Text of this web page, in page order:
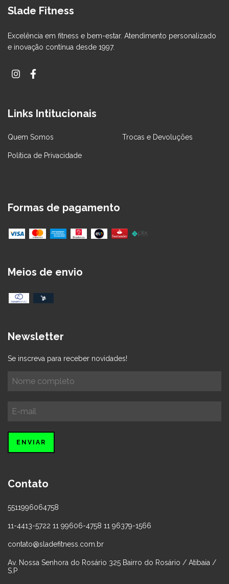
Slade Fitness
Excelência em fitness e bem-estar. Atendimento personalizado
e inovação contínua desde 1997.
Links Intitucionais
Quem Somos Trocas e Devoluções
Política de Privacidade
Formas de pagamento
Meios de envio
Newsletter
Se inscreva para receber novidades!
Contato
5511996064758
11-4413-5722 11 99606-4758 11 96379-1566
contato@sladefitness.com.br
Av. Nossa Senhora do Rosário 325 Bairro do Rosário / Atibaia /
S.P